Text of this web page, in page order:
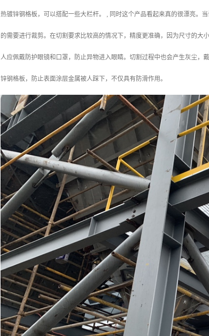
热镀锌钢格板，可以搭配一些大栏杆。 , 同时这个产品看起来真的很漂亮。
的需要进行裁剪。在切割要求比较高的情况下，精度更准确，因为尺寸的
人应佩戴防护眼镜和口罩，防止异物进入眼睛。切割过程中也会产生灰尘
锌钢格板，防止表面涂层金属被人踩下，不仅具有防滑作用。